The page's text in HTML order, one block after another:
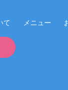
て メニュー